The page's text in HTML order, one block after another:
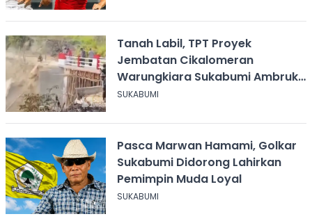
Tanah Labil, TPT Proyek
Jembatan Cikalomeran
Warungkiara Sukabumi Ambruk
Saat Pengurugan
SUKABUMI
Pasca Marwan Hamami, Golkar
Sukabumi Didorong Lahirkan
Pemimpin Muda Loyal
SUKABUMI